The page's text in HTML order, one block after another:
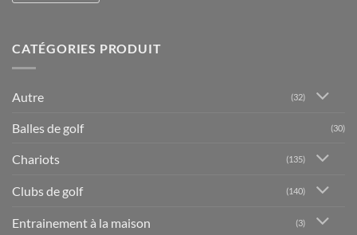
CATÉGORIES PRODUIT
Autre (32)
Balles de golf (30)
Chariots (135)
Clubs de golf (140)
Entrainement à la maison (3)